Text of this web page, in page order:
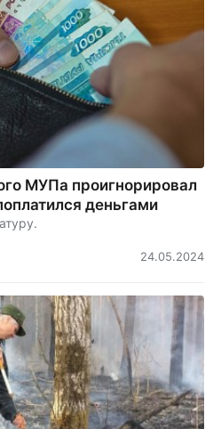
МУПа проигнорировал
деньгами
24.05.2024